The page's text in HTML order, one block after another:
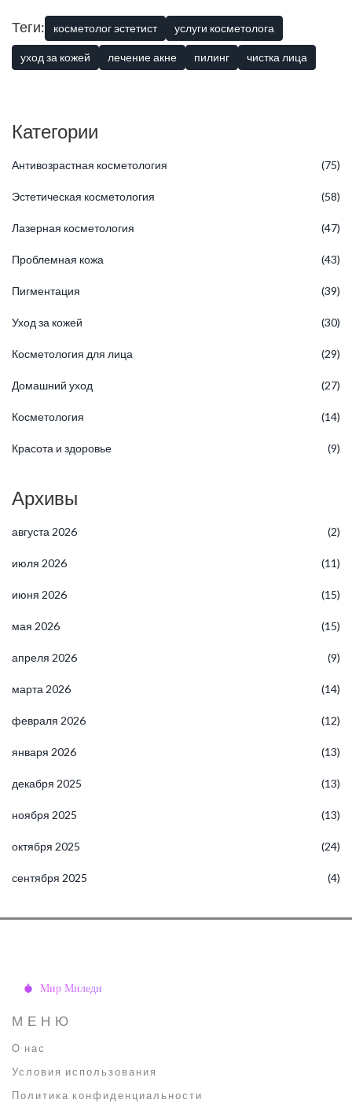
индивидуальная непереносимость компонентов косметики.
Обязательно сообщите эстетисту о своем состоянии здоровья.
Теги: косметолог эстетист услуги косметолога
уход за кожей лечение акне пилинг чистка лица
Категории
Антивозрастная косметология (75)
Эстетическая косметология (58)
Лазерная косметология (47)
Проблемная кожа (43)
Пигментация (39)
Уход за кожей (30)
Косметология для лица (29)
Домашний уход (27)
Косметология (14)
Красота и здоровье (9)
Архивы
августа 2026 (2)
июля 2026 (11)
июня 2026 (15)
мая 2026 (15)
апреля 2026 (9)
марта 2026 (14)
февраля 2026 (12)
января 2026 (13)
декабря 2025 (13)
ноября 2025 (13)
октября 2025 (24)
сентября 2025 (4)
МЕНЮ
О нас
Условия использования
Политика конфиденциальности